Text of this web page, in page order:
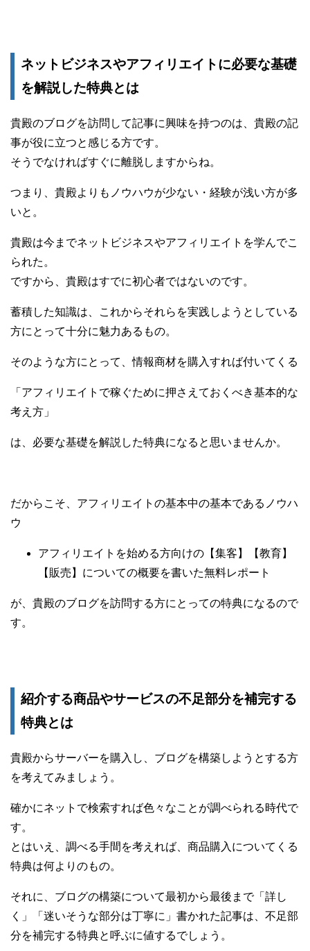
ネットビジネスやアフィリエイトに必要な基礎
を解説した特典とは
貴殿のブログを訪問して記事に興味を持つのは、貴殿の記
事が役に立つと感じる方です。
そうでなければすぐに離脱しますからね。
つまり、貴殿よりもノウハウが少ない・経験が浅い方が多
いと。
貴殿は今までネットビジネスやアフィリエイトを学んでこ
られた。
ですから、貴殿はすでに初心者ではないのです。
蓄積した知識は、これからそれらを実践しようとしている
方にとって十分に魅力あるもの。
そのような方にとって、情報商材を購入すれば付いてくる
「アフィリエイトで稼ぐために押さえておくべき基本的な
考え方」
は、必要な基礎を解説した特典になると思いませんか。
だからこそ、アフィリエイトの基本中の基本であるノウハ
ウ
アフィリエイトを始める方向けの【集客】【教育】
【販売】についての概要を書いた無料レポート
が、貴殿のブログを訪問する方にとっての特典になるので
す。
紹介する商品やサービスの不足部分を補完する
特典とは
貴殿からサーバーを購入し、ブログを構築しようとする方
を考えてみましょう。
確かにネットで検索すれば色々なことが調べられる時代で
す。
とはいえ、調べる手間を考えれば、商品購入についてくる
特典は何よりのもの。
それに、ブログの構築について最初から最後まで「詳し
く」「迷いそうな部分は丁寧に」書かれた記事は、不足部
分を補完する特典と呼ぶに値するでしょう。